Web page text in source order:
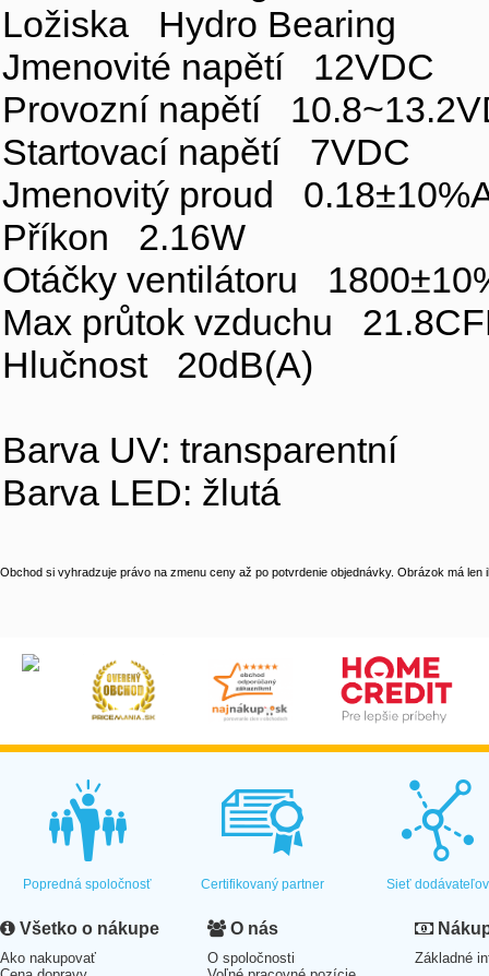
Ložiska Hydro Bearing
Jmenovité napětí 12VDC
Provozní napětí
Startovací napětí 7VDC
Jmenovitý proud
Příkon 2.16W
Otáčky ventilátoru
Max průtok vzduchu
Hlučnost 20dB(A)
Barva UV: transparentní
Barva LED: žlutá
Obchod si vyhradzuje právo na zmenu ceny až po potvrdenie objednávky. Obrázok má len
Popredná spoločnosť Certifikovaný partner Sieť dodávateľov
Všetko o nákupe
Ako nakupovať
O nás
O spoločnosti
Základné